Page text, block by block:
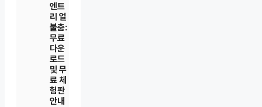
엔트
리 얼
불춤:
무료
다운
로드
및 무
료 체
험판
안내